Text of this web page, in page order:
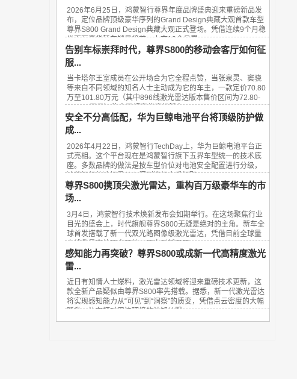
2026年6月25日，鸿蒙智行尊界年度品牌盛典迎来重磅新品发
布，定位品牌顶级豪华序列的Grand Design典藏大观首款车型
尊界S800 Grand Design典藏大观正式登场。凭借连续9个月稳
坐百万豪华轿车销量榜首、上市13个月累...
告别车标崇拜时代，尊界S800的移动会客厅如何征
服...
当卡塔尔王室成员在公开场合为它全程点赞，当张泉灵、窦骁
等来自不同领域的知名人士主动成为它的车主，一款定价70.80
万至101.80万元（其中896线激光雷达版本售价区间为72.80-
101.80万元）的中国超豪华旗舰轿车——...
安全不分高低配，华为巨鲸电池平台将顶级防护做
成...
2026年4月22日，鸿蒙智行TechDay上，华为巨鲸电池平台正
式亮相。这个平台现在是鸿蒙智行旗下五界车型统一的技术底
座。多数品牌的做法是按车型价位对电池安全配置进行分级，
鸿蒙智行的选择是从入门到旗舰全系标配...
尊界S800携顶尖激光雷达，重构百万级豪华车的市
场...
3月4日，鸿蒙智行技术焕新发布会如期举行。在这场聚焦行业
目光的盛会上，时代旗舰尊界S800无疑是绝对的主角。新车全
球首发搭载了新一代双光路图像级激光雷达，凭借目前全球量
产线数最高的顶尖硬件，再次刷新了百...
感知能力再突破？尊界S800或成新一代高精度激光
雷...
近日有知情人士爆料，激光雷达领域将迎来重磅技术更新，这
款全新产品疑似由尊界S800率先搭载。据悉，新一代激光雷达
将实现感知能力从“可见”到“洞察”的质变，凭借点云密度的大幅
跃升，让车辆对周边环境的认知从粗...